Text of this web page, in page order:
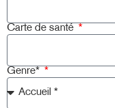
Carte de santé
Genre*